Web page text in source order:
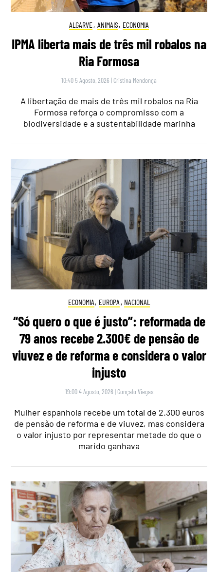
ALGARVE, ANIMAIS, ECONOMIA
IPMA liberta mais de três mil robalos na
Ria Formosa
10:40 5 Agosto, 2026 | Cristina Mendonça
A libertação de mais de três mil robalos na Ria
Formosa reforça o compromisso com a
biodiversidade e a sustentabilidade marinha
ECONOMIA, EUROPA , NACIONAL
“Só quero o que é justo”: reformada de
79 anos recebe 2.300€ de pensão de
viuvez e de reforma e considera o valor
injusto
19:00 4 Agosto, 2026 | Gonçalo Viegas
Mulher espanhola recebe um total de 2.300 euros
de pensão de reforma e de viuvez, mas considera
o valor injusto por representar metade do que o
marido ganhava